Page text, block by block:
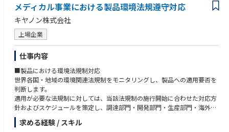
メディカル事業における製品環境法規遵守対応
キヤノン株式会社
上場企業
仕事内容
■製品における環境法規制対応
世界各国・地域の環境関連法規制をモニタリングし、製品への適用要否を
判断します。
適用が必要な法規制に対しては、当該法規制の施行開始に合わせた対応方
針およびスケジュールを策定し、調達部門・開発部門・生産部門・海外販
社等、多岐に亘る関係部門と調整や交渉を行いながら必要な指示を出し、
スケジュールに対する進捗を管理します。
求める経験 / スキル